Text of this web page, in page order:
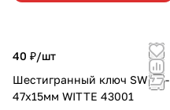
40 ₽/шт
Шестигранный ключ SW 1.5-
47х15мм WITTE 43001